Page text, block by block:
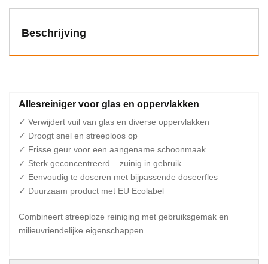
Beschrijving
Allesreiniger voor glas en oppervlakken
✓ Verwijdert vuil van glas en diverse oppervlakken
✓ Droogt snel en streeploos op
✓ Frisse geur voor een aangename schoonmaak
✓ Sterk geconcentreerd – zuinig in gebruik
✓ Eenvoudig te doseren met bijpassende doseerfles
✓ Duurzaam product met EU Ecolabel
Combineert streeploze reiniging met gebruiksgemak en
milieuvriendelijke eigenschappen.